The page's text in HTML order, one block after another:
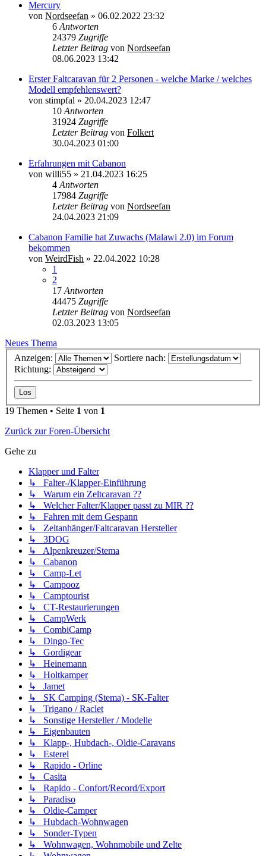
Mercury
von Nordseefan » 06.02.2022 23:32
6 Antworten
24379 Zugriffe
Letzter Beitrag von Nordseefan
08.06.2023 13:42
Erster Faltcaravan für 2 Personen - welche Marke / welches
Modell empfehlenswert?
von stimpfal » 20.04.2023 12:47
10 Antworten
31924 Zugriffe
Letzter Beitrag von Folkert
30.04.2023 01:00
Erfahrungen mit Cabanon
von willi55 » 21.04.2023 16:25
4 Antworten
17984 Zugriffe
Letzter Beitrag von Nordseefan
24.04.2023 21:09
Cabanon Familie hat Zuwachs (Malawi 2.0) im Forum
bekommen
von WeirdFish » 22.04.2022 10:28
1
2
17 Antworten
44475 Zugriffe
Letzter Beitrag von Nordseefan
02.03.2023 13:05
Neues Thema
Anzeigen:
Sortiere nach:
Richtung:
19 Themen • Seite 1 von 1
Zurück zur Foren-Übersicht
Gehe zu
Klapper und Falter
↳ Falter-/Klapper-Einführung
↳ Warum ein Zeltcaravan ??
↳ Welcher Falter/Klapper passt zu MIR ??
↳ Fahren mit dem Gespann
↳ Zeltanhänger/Faltcaravan Hersteller
↳ 3DOG
↳ Alpenkreuzer/Stema
↳ Cabanon
↳ Camp-Let
↳ Campooz
↳ Camptourist
↳ CT-Restaurierungen
↳ CampWerk
↳ CombiCamp
↳ Dingo-Tec
↳ Gordigear
↳ Heinemann
↳ Holtkamper
↳ Jamet
↳ SK Camping (Stema) - SK-Falter
↳ Trigano / Raclet
↳ Sonstige Hersteller / Modelle
↳ Eigenbauten
↳ Klapp-, Hubdach-, Oldie-Caravans
↳ Esterel
↳ Rapido - Orline
↳ Casita
↳ Rapido - Confort/Record/Export
↳ Paradiso
↳ Oldie-Camper
↳ Hubdach-Wohnwagen
↳ Sonder-Typen
↳ Wohnwagen, Wohnmobile und Zelte